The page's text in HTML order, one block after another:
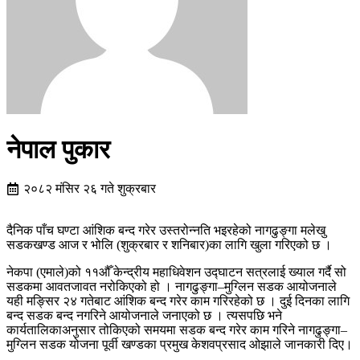
नेपाल पुकार
२०८२ मंसिर २६ गते शुक्रबार
दैनिक पाँच घण्टा आंशिक बन्द गरेर उस्तरोन्नति भइरहेको नागढुङ्गा मलेखु
सडकखण्ड आज र भोलि (शुक्रबार र शनिबार)का लागि खुला गरिएको छ ।
नेकपा (एमाले)को ११औँ केन्द्रीय महाधिवेशन उद्घाटन सत्रलाई ख्याल गर्दै सो
सडकमा आवतजावत नरोकिएको हो । नागढुङ्गा–मुग्लिन सडक आयोजनाले
यही मङ्सिर २४ गतेबाट आंशिक बन्द गरेर काम गरिरहेको छ । दुई दिनका लागि
बन्द सडक बन्द नगरिने आयोजनाले जनाएको छ । त्यसपछि भने
कार्यतालिकाअनुसार तोकिएको समयमा सडक बन्द गरेर काम गरिने नागढुङ्गा–
मुग्लिन सडक योजना पूर्वी खण्डका प्रमुख केशवप्रसाद ओझाले जानकारी दिए।